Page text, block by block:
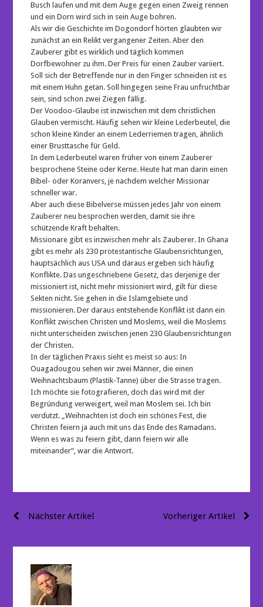
Busch laufen und mit dem Auge gegen einen Zweig rennen
und ein Dorn wird sich in sein Auge bohren.
Als wir die Geschichte im Dogondorf hörten glaubten wir
zunächst an ein Relikt vergangener Zeiten. Aber den
Zauberer gibt es wirklich und täglich kommen
Dorfbewohner zu ihm. Der Preis für einen Zauber variiert.
Soll sich der Betreffende nur in den Finger schneiden ist es
mit einem Huhn getan. Soll hingegen seine Frau unfruchtbar
sein, sind schon zwei Ziegen fällig.
Der Voodoo-Glaube ist inzwischen mit dem christlichen
Glauben vermischt. Häufig sehen wir kleine Lederbeutel, die
schon kleine Kinder an einem Lederriemen tragen, ähnlich
einer Brusttasche für Geld.
In dem Lederbeutel waren früher von einem Zauberer
besprochene Steine oder Kerne. Heute hat man darin einen
Bibel- oder Koranvers, je nachdem welcher Missionar
schneller war.
Aber auch diese Bibelverse müssen jedes Jahr von einem
Zauberer neu besprochen werden, damit sie ihre
schützende Kraft behalten.
Missionare gibt es inzwischen mehr als Zauberer. In Ghana
gibt es mehr als 230 protestantische Glaubensrichtungen,
hauptsächlich aus USA und daraus ergeben sich häufig
Konflikte. Das ungeschriebene Gesetz, das derjenige der
missioniert ist, nicht mehr missioniert wird, gilt für diese
Sekten nicht. Sie gehen in die Islamgebiete und
missionieren. Der daraus entstehende Konflikt ist dann ein
Konflikt zwischen Christen und Moslems, weil die Moslems
nicht unterscheiden zwischen jenen 230 Glaubensrichtungen
der Christen.
In der täglichen Praxis sieht es meist so aus: In
Ouagadougou sehen wir zwei Männer, die einen
Weihnachtsbaum (Plastik-Tanne) über die Strasse tragen.
Ich möchte sie fotografieren, doch das wird mit der
Begründung verweigert, weil man Moslem sei. Ich bin
verdutzt. „Weihnachten ist doch ein schönes Fest, die
Christen feiern ja auch mit uns das Ende des Ramadans.
Wenn es was zu feiern gibt, dann feiern wir alle
miteinander“, war die Antwort.
Beitragsnavigation Vorheriger Artikel
Nächster Artikel